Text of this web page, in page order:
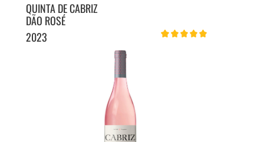
QUINTA DE CABRIZ
DÃO ROSÉ
2023